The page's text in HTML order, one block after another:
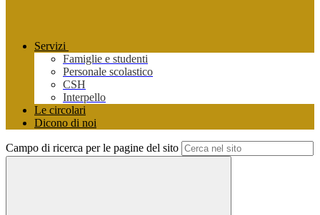
Servizi
Famiglie e studenti
Personale scolastico
CSH
Interpello
Le circolari
Dicono di noi
Campo di ricerca per le pagine del sito